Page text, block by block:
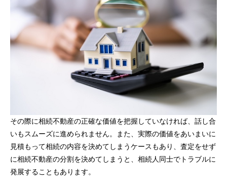
その際に相続不動産の正確な価値を把握していなければ、話し合
いもスムーズに進められません。また、実際の価値をあいまいに
見積もって相続の内容を決めてしまうケースもあり、査定をせず
に相続不動産の分割を決めてしまうと、相続人同士でトラブルに
発展することもあります。